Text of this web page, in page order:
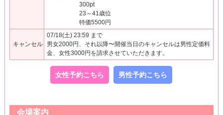
300pt
23～41歳位
特価5500円
キャンセル
07/18(土) 23:59 まで
男女2000円、それ以降〜開催当日のキャンセルは男性定価料
金、女性3000円を請求させていただきます。
女性予約こちら 男性予約こちら
会場案内